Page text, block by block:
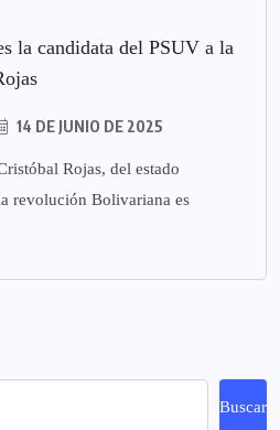
la candidata del PSUV a la
14 DE JUNIO DE 2025
Rojas, del estado
revolución Bolivariana es
Buscar